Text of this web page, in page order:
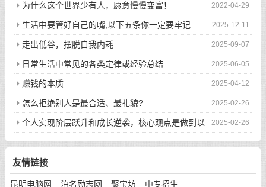
2022-04-29
为什么这个世界少有人，愿意慢慢变富！
2025-12-11
生活中要管好自己的嘴,以下五条你一定要牢记
2025-09-07
走出低谷，摆脱自我内耗
2025-06-05
日常生活中常见的各类定律或经验总结
2025-04-12
赚钱的本质
2025-02-26
怎么拒绝别人是最合适、最礼貌?
2025-02-26
个人实现阶层跃升和成长逆袭，核心观点是做到以
下八件事
友情链接
昆明电脑网 泊名励志网 聚宝坊 中专招生